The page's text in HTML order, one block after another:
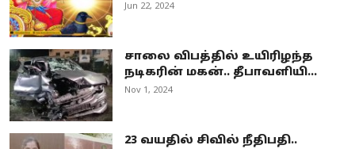
Jun 22, 2024
சாலை விபத்தில் உயிரிழந்த
நடிகரின் மகன்.. தீபாவளியி...
Nov 1, 2024
23 வயதில் சிவில் நீதிபதி..